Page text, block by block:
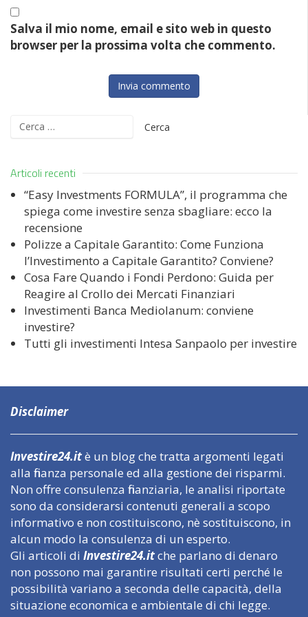
Salva il mio nome, email e sito web in questo
browser per la prossima volta che commento.
Ricerca
Articoli recenti
“Easy Investments FORMULA”, il programma che
spiega come investire senza sbagliare: ecco la
recensione
Polizze a Capitale Garantito: Come Funziona
l’Investimento a Capitale Garantito? Conviene?
Cosa Fare Quando i Fondi Perdono: Guida per
Reagire al Crollo dei Mercati Finanziari
Investimenti Banca Mediolanum: conviene
investire?
Tutti gli investimenti Intesa Sanpaolo per investire
Disclaimer
Investire24.itè un blog che tratta argomenti legati
alla finanza personale ed alla gestione dei risparmi.
Non offre consulenza finanziaria, le analisi riportate
sono da considerarsi contenuti generali a scopo
informativo e non costituiscono, nè sostituiscono, in
alcun modo la consulenza di un esperto.
Gli articoli di Investire24.itche parlano di denaro
non possono mai garantire risultati certi perché le
possibilità variano a seconda delle capacità, della
situazione economica e ambientale di chi legge.